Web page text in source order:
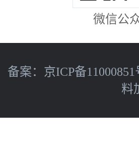
微信公
备案： 京ICP备11000851
料